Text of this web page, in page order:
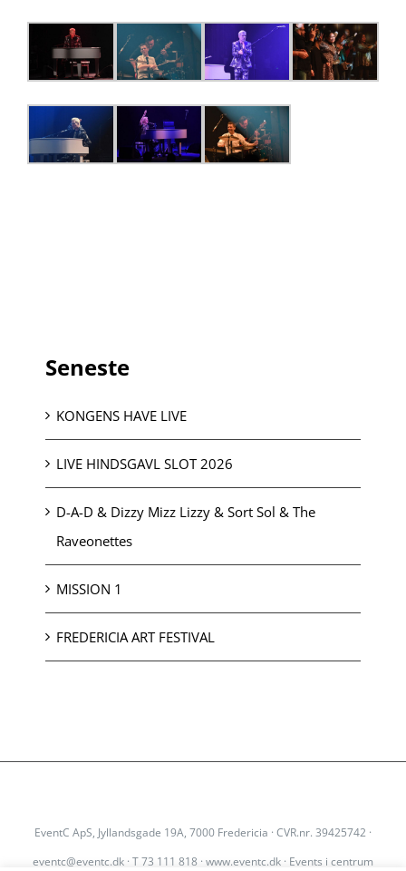
Seneste
KONGENS HAVE LIVE
LIVE HINDSGAVL SLOT 2026
D-A-D & Dizzy Mizz Lizzy & Sort Sol & The
Raveonettes
MISSION 1
FREDERICIA ART FESTIVAL
EventC ApS, Jyllandsgade 19A, 7000 Fredericia · CVR.nr. 39425742 ·
eventc@eventc.dk · T 73 111 818 · www.eventc.dk · Events i centrum